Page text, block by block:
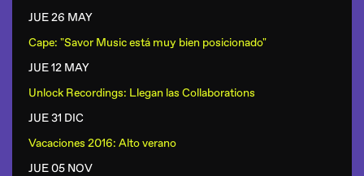
JUE 26 MAY
Cape: "Savor Music está muy bien posicionado"
JUE 12 MAY
Unlock Recordings: Llegan las Collaborations
JUE 31 DIC
Vacaciones 2016: Alto verano
JUE 05 NOV